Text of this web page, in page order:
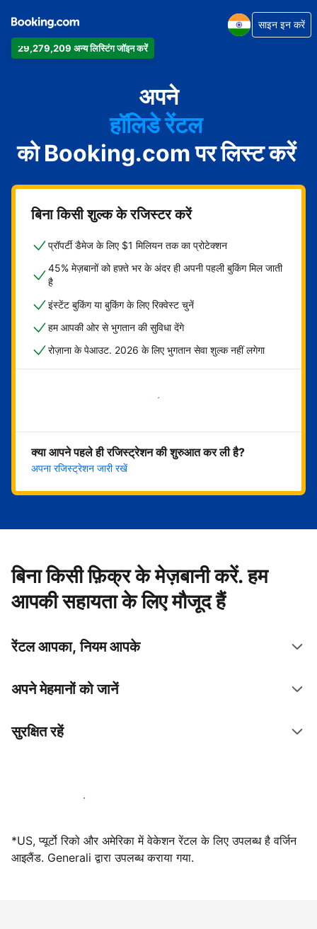
29,279,209 अन्य लिस्टिंग जॉइन करें
साइन इन करें
अपने
अपार्टमेंट
होटल
हॉलिडे रेंटल
गेस्ट हाउस
बेड एंड ब्रेकफ़ास्ट
को Booking.com पर लिस्ट करें
बिना किसी शुल्क के रजिस्टर करें
प्रॉपर्टी डैमेज के लिए $1 मिलियन तक का प्रोटेक्शन
45% मेज़बानों को हफ़्ते भर के अंदर ही अपनी पहली बुकिंग मिल जाती
है
इंस्टेंट बुकिंग या बुकिंग के लिए रिक्वेस्ट चुनें
हम आपकी ओर से भुगतान की सुविधा देंगे
रोज़ाना के पेआउट. 2026 के लिए भुगतान सेवा शुल्क नहीं लगेगा
अभी शुरू करें
क्या आपने पहले ही रजिस्ट्रेशन की शुरुआत कर ली है?
अपना रजिस्ट्रेशन जारी रखें
बिना किसी फ़िक्र के मेज़बानी करें. हम
आपकी सहायता के लिए मौजूद हैं
रेंटल आपका, नियम आपके
अपने मेहमानों को जानें
सुरक्षित रहें
आज ही हमारे साथ मेजबानी करें
*US, प्यूर्टो रिको और अमेरिका में वेकेशन रेंटल के लिए उपलब्ध है वर्जिन
आइलैंड. Generali द्वारा उपलब्ध कराया गया.